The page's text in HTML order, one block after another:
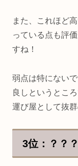
また、これほど
っている点も評
すね！
弱点は特にない
良しというところ
運び屋として抜
3位：？？